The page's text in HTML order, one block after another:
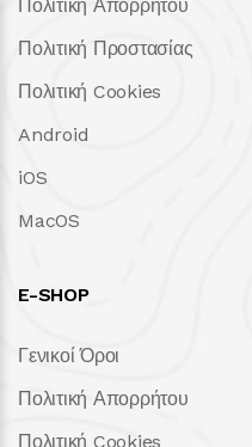
Πολιτική Απορρήτου
Πολιτική Προστασίας
Πολιτική Cookies
Android
iOS
MacOS
E-SHOP
Γενικοί Όροι
Πολιτική Απορρήτου
Πολιτική Cookies